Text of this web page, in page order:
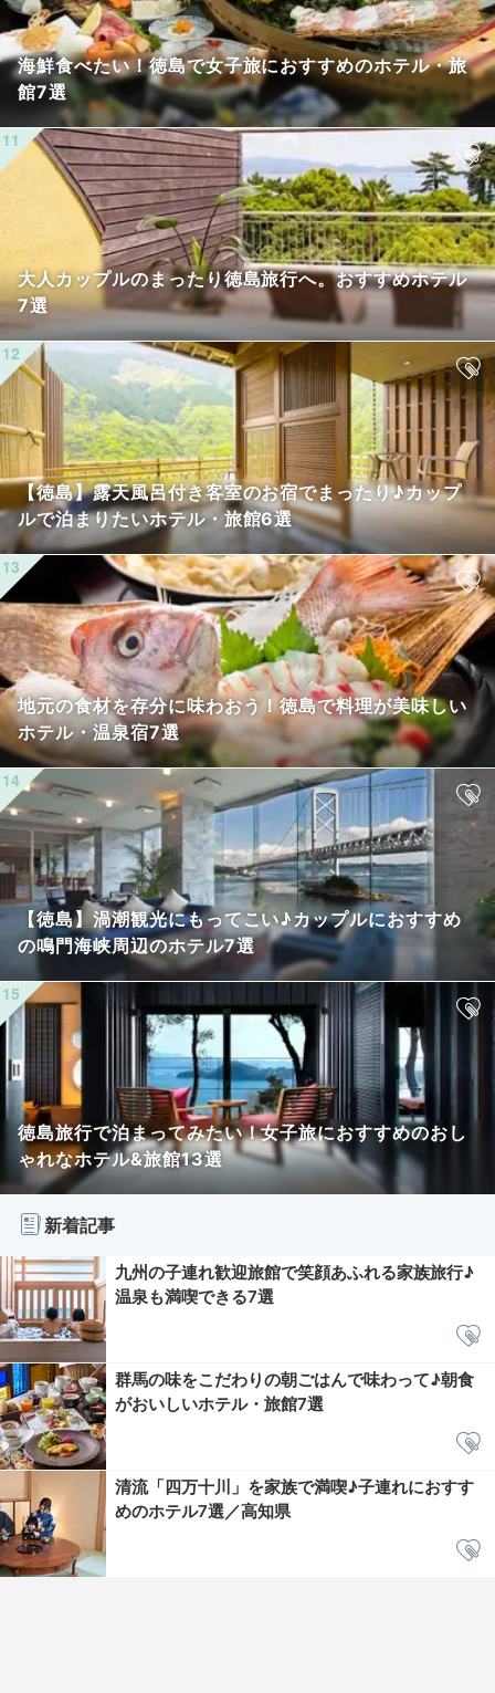
海鮮食べたい！徳島で女子旅におすすめのホテル・旅
館7選
大人カップルのまったり徳島旅行へ。おすすめホテル
7選
【徳島】露天風呂付き客室のお宿でまったり♪カップ
ルで泊まりたいホテル・旅館6選
地元の食材を存分に味わおう！徳島で料理が美味しい
ホテル・温泉宿7選
【徳島】渦潮観光にもってこい♪カップルにおすすめ
の鳴門海峡周辺のホテル7選
徳島旅行で泊まってみたい！女子旅におすすめのおし
ゃれなホテル&旅館13選
新着記事
九州の子連れ歓迎旅館で笑顔あふれる家族旅行♪
温泉も満喫できる7選
群馬の味をこだわりの朝ごはんで味わって♪朝食
がおいしいホテル・旅館7選
清流「四万十川」を家族で満喫♪子連れにおすす
めのホテル7選／高知県